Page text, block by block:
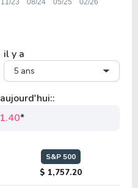
il y a
5 ans
*
S&P 500
$ 1,757.20